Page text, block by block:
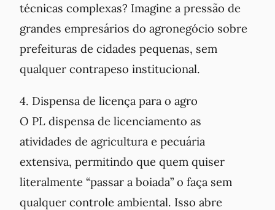
técnicas complexas? Imagine a pressão de
grandes empresários do agronegócio sobre
prefeituras de cidades pequenas, sem
qualquer contrapeso institucional.
4. Dispensa de licença para o agro
O PL dispensa de licenciamento as
atividades de agricultura e pecuária
extensiva, permitindo que quem quiser
literalmente “passar a boiada” o faça sem
qualquer controle ambiental. Isso abre